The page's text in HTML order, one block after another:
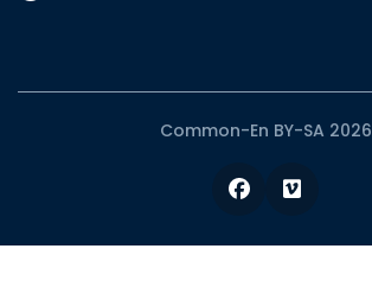
Common-En BY-SA 2026
Facebook
Vimeo